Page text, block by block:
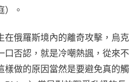
）。
在俄羅斯境內的離奇攻擊，烏克
口否認，就是冷嘲熱諷，從來不
樣做的原因當然是要避免真的觸